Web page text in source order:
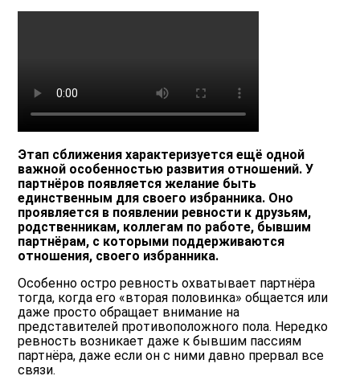
Этап сближения характеризуется ещё одной
важной особенностью развития отношений. У
партнёров появляется желание быть
единственным для своего избранника. Оно
проявляется в появлении ревности к друзьям,
родственникам, коллегам по работе, бывшим
партнёрам, с которыми поддерживаются
отношения, своего избранника.
Особенно остро ревность охватывает партнёра
тогда, когда его «вторая половинка» общается или
даже просто обращает внимание на
представителей противоположного пола. Нередко
ревность возникает даже к бывшим пассиям
партнёра, даже если он с ними давно прервал все
связи.